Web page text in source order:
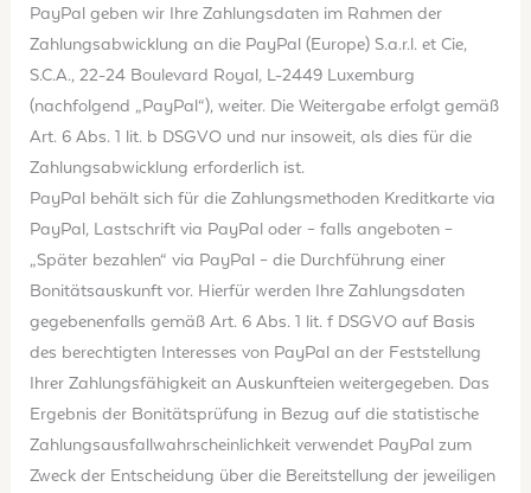
PayPal geben wir Ihre Zahlungsdaten im Rahmen der
Zahlungsabwicklung an die PayPal (Europe) S.a.r.l. et Cie,
S.C.A., 22-24 Boulevard Royal, L-2449 Luxemburg
(nachfolgend „PayPal“), weiter. Die Weitergabe erfolgt gemäß
Art. 6 Abs. 1 lit. b DSGVO und nur insoweit, als dies für die
Zahlungsabwicklung erforderlich ist.
PayPal behält sich für die Zahlungsmethoden Kreditkarte via
PayPal, Lastschrift via PayPal oder – falls angeboten –
„Später bezahlen“ via PayPal – die Durchführung einer
Bonitätsauskunft vor. Hierfür werden Ihre Zahlungsdaten
gegebenenfalls gemäß Art. 6 Abs. 1 lit. f DSGVO auf Basis
des berechtigten Interesses von PayPal an der Feststellung
Ihrer Zahlungsfähigkeit an Auskunfteien weitergegeben. Das
Ergebnis der Bonitätsprüfung in Bezug auf die statistische
Zahlungsausfallwahrscheinlichkeit verwendet PayPal zum
Zweck der Entscheidung über die Bereitstellung der jeweiligen